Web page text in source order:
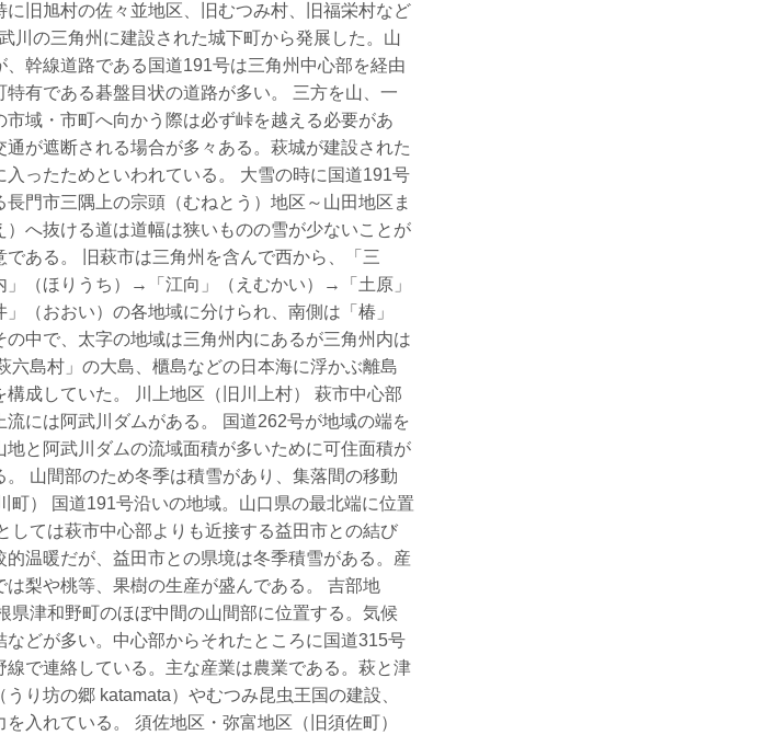
旧旭村の佐々並地区、旧むつみ村、旧福栄村など
川の三角州に建設された城下町から発展した。山
幹線道路である国道191号は三角州中心部を経由
有である碁盤目状の道路が多い。 三方を山、一
域・市町へ向かう際は必ず峠を越える必要があ
が遮断される場合が多々ある。萩城が建設された
ったためといわれている。 大雪の時に国道191号
門市三隅上の宗頭（むねとう）地区～山田地区ま
へ抜ける道は道幅は狭いものの雪が少ないことが
ある。 旧萩市は三角州を含んで西から、「三
（ほりうち）→「江向」（えむかい）→「土原」
（おおい）の各地域に分けられ、南側は「椿」
の中で、太字の地域は三角州内にあるが三角州内は
六島村」の大島、櫃島などの日本海に浮かぶ離島
成していた。 川上地区（旧川上村） 萩市中心部
には阿武川ダムがある。 国道262号が地域の端を
と阿武川ダムの流域面積が多いために可住面積が
山間部のため冬季は積雪があり、集落間の移動
町） 国道191号沿いの地域。山口県の最北端に位置
しては萩市中心部よりも近接する益田市との結び
温暖だが、益田市との県境は冬季積雪がある。産
梨や桃等、果樹の生産が盛んである。 吉部地
県津和野町のほぼ中間の山間部に位置する。気候
どが多い。中心部からそれたところに国道315号
で連絡している。主な産業は農業である。萩と津
り坊の郷 katamata）やむつみ昆虫王国の建設、
入れている。 須佐地区・弥富地区（旧須佐町）